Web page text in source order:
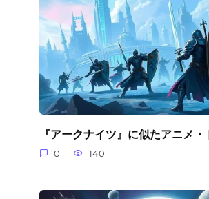
『アークナイツ』に似たアニメ・
0 140